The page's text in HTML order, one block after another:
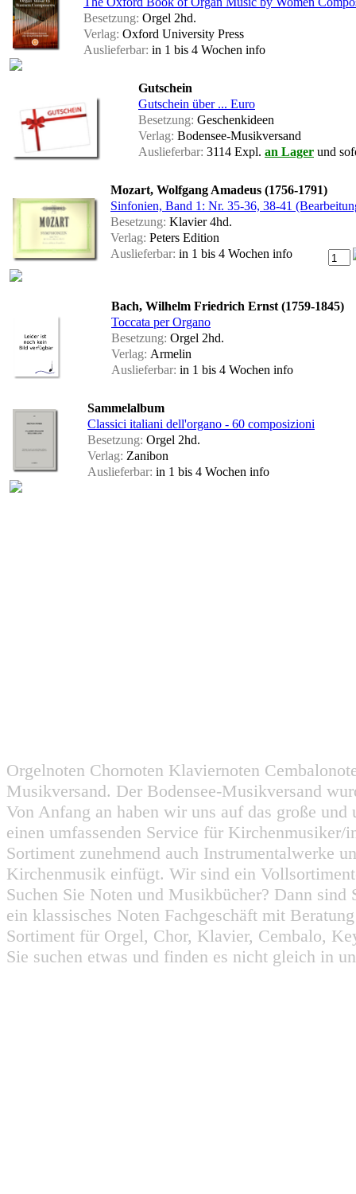
Besetzung: Orgel 2hd.
Verlag: Oxford University Press
Auslieferbar: in 1 bis 4 Wochen info
Gutschein
Gutschein über ... Euro
Besetzung: Geschenkideen
Verlag: Bodensee-Musikversand
Auslieferbar: 3114 Expl. an Lager und
Mozart, Wolfgang Amadeus (1756-1791)
Sinfonien, Band 1: Nr. 35-36, 38-41
Besetzung: Klavier 4hd.
Verlag: Peters Edition
Auslieferbar: in 1 bis 4 Wochen info
Bach, Wilhelm Friedrich Ernst (1759-1845)
Toccata per Organo
Besetzung: Orgel 2hd.
Verlag: Armelin
Auslieferbar: in 1 bis 4 Wochen info
Sammelalbum
Classici italiani dell'organo - 60 composizioni
Besetzung: Orgel 2hd.
Verlag: Zanibon
Auslieferbar: in 1 bis 4 Wochen info
Orgelnoten Chornoten Klaviernoten
Musikversand. Der Bodensee-Musikversand
Von Anfang an haben wir uns auf das große
einen umfassenden Service für
Sortiment zunehmend auch Instrumentalwerke
Kirchenmusik einfügt. Wir sind ein
Suchen Sie Noten und Musikbücher? Dann
ein klassisches Noten Fachgeschäft mit
Sortiment für Orgel, Chor, Klavier, Cembalo,
Sie suchen etwas und finden es nicht gleich in